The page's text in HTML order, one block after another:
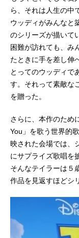
ら、それは人生の中
ウッディがみんなと
のシリーズが描いて
困難が訪れても、み
たときに手を差し伸
とってのウッディで
す。それって素敵な
を贈った。
さらに、本作のため
You」を歌う世界的
映された会場では、
にサプライズ歌唱を
そんなテイラーは５
作品を見返すほどシ